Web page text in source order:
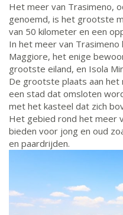
Het meer van Trasimeno,
genoemd, is het grootste
van 50 kilometer en een
In het meer van Trasimeno
Maggiore, het enige
grootste eiland, en Isola
De grootste plaats aan het
een stad dat omsloten
met het kasteel dat zich
Het gebied rond het meer
bieden voor jong en oud
en paardrijden.